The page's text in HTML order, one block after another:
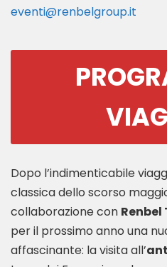
eventi@renbelgroup.it
Dopo l’indimenticabile
classica dello scorso
collaborazione con Renbel
per il prossimo anno una
affascinante: la visita all’